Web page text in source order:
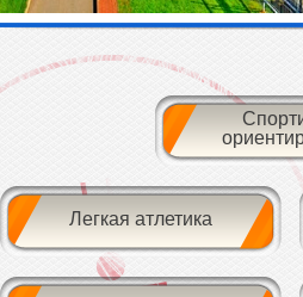
Легкая атлетика